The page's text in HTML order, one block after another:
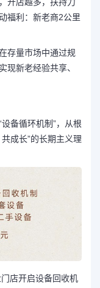
福利：新老商2公里
存量市场中通过规
现新老经验共享、
备循环机制”，从根
成长”的长期主义理
店开启设备回收机